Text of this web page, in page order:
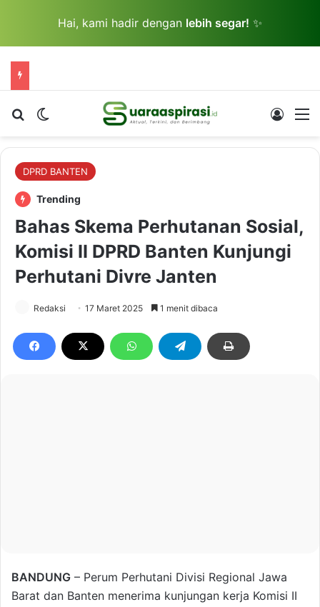
Hai, kami hadir dengan lebih segar! ✨
Cari berita...Switch skin Log In
DPRD BANTEN
Trending
Bahas Skema Perhutanan Sosial,
Komisi II DPRD Banten Kunjungi
Perhutani Divre Janten
Redaksi 17 Maret 2025 1 menit dibaca
BANDUNG – Perum Perhutani Divisi Regional Jawa
Barat dan Banten menerima kunjungan kerja Komisi II